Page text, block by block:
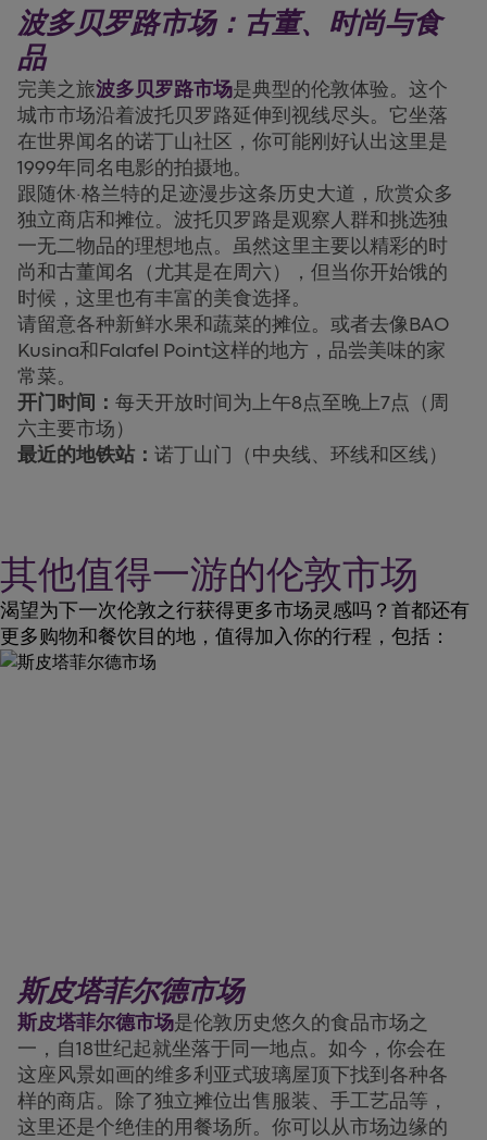
波多贝罗路市场：古董、时尚与食
品
完美之旅波多贝罗路市场是典型的伦敦体验。这个
城市市场沿着波托贝罗路延伸到视线尽头。它坐落
在世界闻名的诺丁山社区，你可能刚好认出这里是
1999年同名电影的拍摄地。
跟随休·格兰特的足迹漫步这条历史大道，欣赏众多
独立商店和摊位。波托贝罗路是观察人群和挑选独
一无二物品的理想地点。虽然这里主要以精彩的时
尚和古董闻名（尤其是在周六），但当你开始饿的
时候，这里也有丰富的美食选择。
请留意各种新鲜水果和蔬菜的摊位。或者去像BAO
Kusina和Falafel Point这样的地方，品尝美味的家
常菜。
开门时间： 每天开放时间为上午8点至晚上7点（周
六主要市场）
最近的地铁站： 诺丁山门（中央线、环线和区线）
其他值得一游的伦敦市场
渴望为下一次伦敦之行获得更多市场灵感吗？首都还有
更多购物和餐饮目的地，值得加入你的行程，包括：
斯皮塔菲尔德市场
斯皮塔菲尔德市场是伦敦历史悠久的食品市场之
一，自18世纪起就坐落于同一地点。如今，你会在
这座风景如画的维多利亚式玻璃屋顶下找到各种各
样的商店。除了独立摊位出售服装、手工艺品等，
这里还是个绝佳的用餐场所。你可以从市场边缘的